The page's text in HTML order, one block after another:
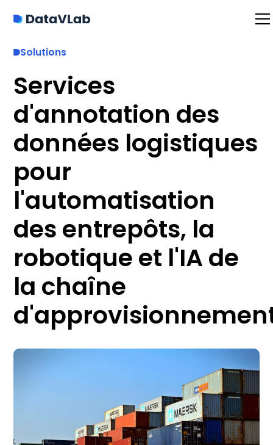
Solutions
Services
d'annotation des
données logistiques
pour
l'automatisation
des entrepôts, la
robotique et l'IA de
la chaîne